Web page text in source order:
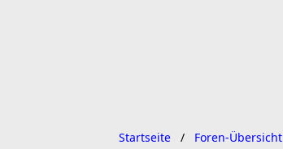
Startseite Foren-Übersicht